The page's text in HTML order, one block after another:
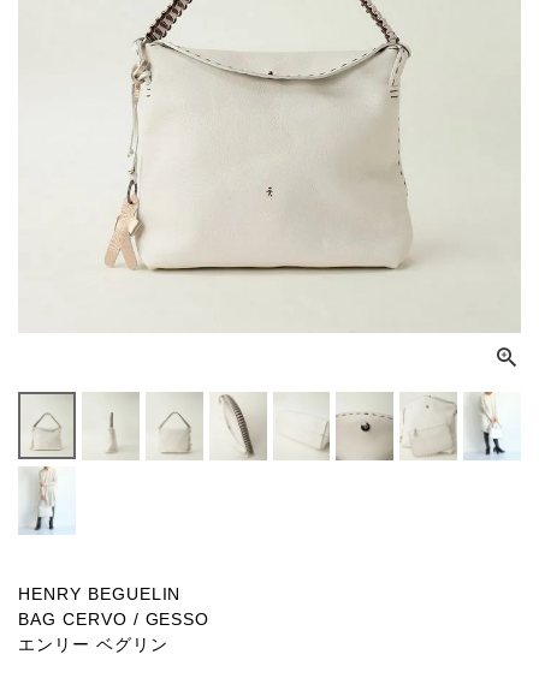
HENRY BEGUELIN
BAG CERVO / GESSO
エンリー ベグリン